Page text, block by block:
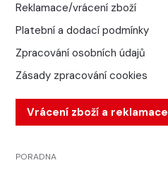
Reklamace/vrácení zboží
Platební a dodací podmínky
Zpracování osobních údajů
Zásady zpracování cookies
Vrácení zboží a reklamace
PORADNA